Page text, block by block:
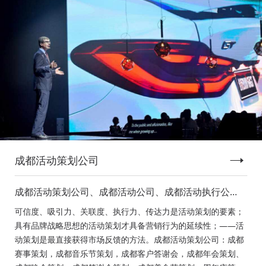
成都活动策划公司
成都活动策划公司、成都活动公司、成都活动执行公
司、成都庆典活动策划公司、成都发布会策划公司、成
都音乐节策划公司、成都年会活动策划
可信度、吸引力、关联度、执行力、传达力是活动策划的要素；
具有品牌战略思想的活动策划才具备营销行为的延续性；——活
动策划是最直接获得市场反馈的方法。成都活动策划公司：成都
赛事策划，成都音乐节策划，成都客户答谢会，成都年会策划、